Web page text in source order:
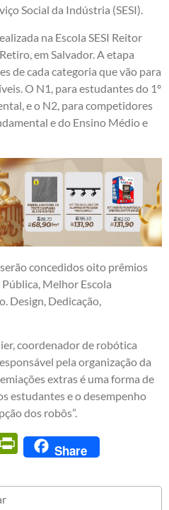
Social da Indústria (SESI).
na Escola SESI Reitor
em Salvador. A etapa
de cada categoria que vão para
O N1, para estudantes do 1º
e o N2, para competidores
e do Ensino Médio e
concedidos oito prêmios
Melhor Escola
Design, Dedicação,
coordenador de robótica
pela organização da
extras é uma forma de
estudantes e o desempenho
dos robôs”.
PrintFriendly
Share